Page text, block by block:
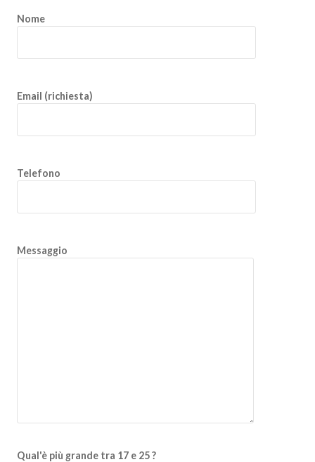
Nome
Email (richiesta)
Telefono
Messaggio
Qual'è più grande tra 17 e 25 ?